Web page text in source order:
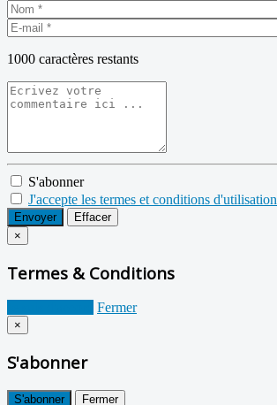
1000 caractères restants
S'abonner
J'accepte les termes et conditions d'utilisation
Envoyer
Effacer
×
Termes & Conditions
Fermer
×
S'abonner
S'abonner Fermer